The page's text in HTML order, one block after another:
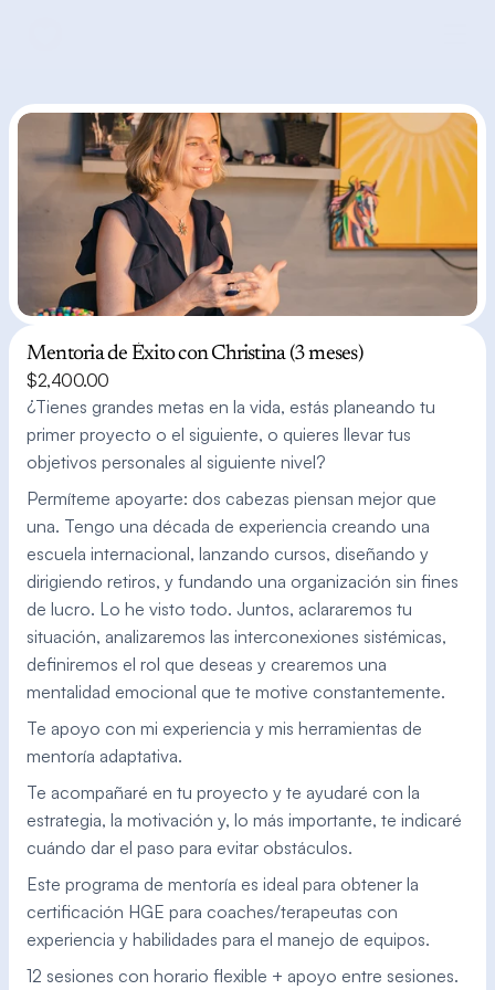
Mentoria de Éxito con Christina (3 meses)
$2,400.00
¿Tienes grandes metas en la vida, estás planeando tu
primer proyecto o el siguiente, o quieres llevar tus
objetivos personales al siguiente nivel?
Permíteme apoyarte: dos cabezas piensan mejor que
una. Tengo una década de experiencia creando una
escuela internacional, lanzando cursos, diseñando y
dirigiendo retiros, y fundando una organización sin fines
de lucro. Lo he visto todo. Juntos, aclararemos tu
situación, analizaremos las interconexiones sistémicas,
definiremos el rol que deseas y crearemos una
mentalidad emocional que te motive constantemente.
Te apoyo con mi experiencia y mis herramientas de
mentoría adaptativa.
Te acompañaré en tu proyecto y te ayudaré con la
estrategia, la motivación y, lo más importante, te indicaré
cuándo dar el paso para evitar obstáculos.
Este programa de mentoría es ideal para obtener la
certificación HGE para coaches/terapeutas con
experiencia y habilidades para el manejo de equipos.
12 sesiones con horario flexible + apoyo entre sesiones.